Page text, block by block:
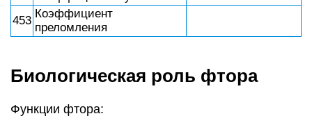
453
Коэффициент
преломления
Биологическая роль фтора
Функции фтора: